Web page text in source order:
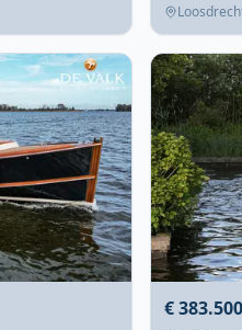
€ 383.500